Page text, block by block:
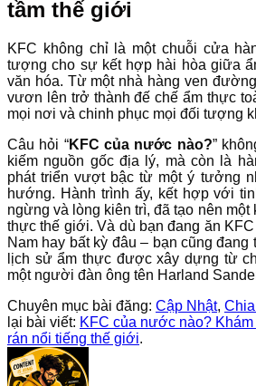
tầm thế giới
KFC không chỉ là một chuỗi cửa
tượng cho sự kết hợp hài hòa giữa
văn hóa. Từ một nhà hàng ven
vươn lên trở thành đế chế ẩm thực
mọi nơi và chinh phục mọi đối tượng
Câu hỏi “KFC của nước nào?”
kiếm nguồn gốc địa lý, mà còn là
phát triển vượt bậc từ một ý tưởng
hướng. Hành trình ấy, kết hợp với
ngừng và lòng kiên trì, đã tạo nên một
thực thế giới. Và dù bạn đang ăn
Nam hay bất kỳ đâu – bạn cũng
lịch sử ẩm thực được xây dựng từ
một người đàn ông tên Harland
Chuyên mục bài đăng: Cập Nhật,
lại bài viết: KFC của nước nào?
rán nổi tiếng thế giới.